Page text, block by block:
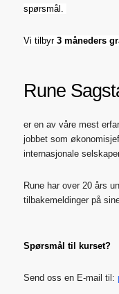
spørsmål.
Vi tilbyr 3 måneders
Rune
er en av våre mest
jobbet som
internasjonale
Rune har over 20 års
tilbakemeldinger på
Spørsmål til kurset?
Send oss en E-mail til: